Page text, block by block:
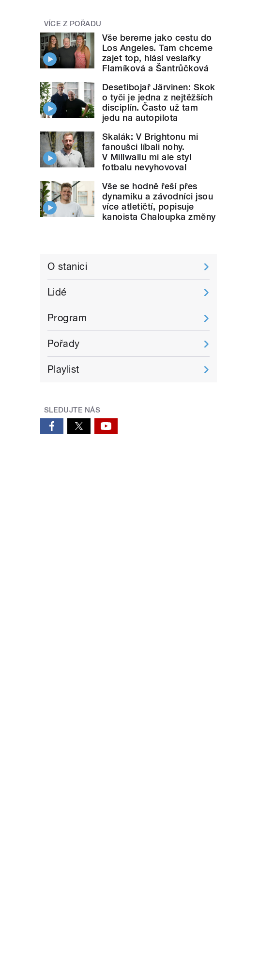
VÍCE Z POŘADU
Vše bereme jako cestu do
Los Angeles. Tam chceme
zajet top, hlásí veslařky
Flamíková a Šantrůčková
Desetibojař Järvinen: Skok
o tyči je jedna z nejtěžších
disciplín. Často už tam
jedu na autopilota
Skalák: V Brightonu mi
fanoušci líbali nohy.
V Millwallu mi ale styl
fotbalu nevyhovoval
Vše se hodně řeší přes
dynamiku a závodníci jsou
více atletičtí, popisuje
kanoista Chaloupka změny
O stanici
Lidé
Program
Pořady
Playlist
SLEDUJTE NÁS